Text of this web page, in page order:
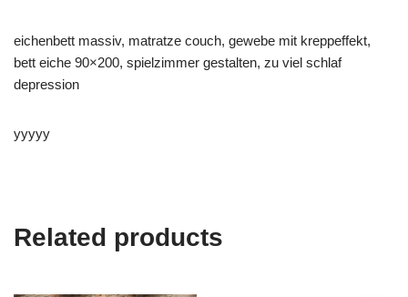
eichenbett massiv, matratze couch, gewebe mit kreppeffekt,
bett eiche 90×200, spielzimmer gestalten, zu viel schlaf
depression
yyyyy
Related products